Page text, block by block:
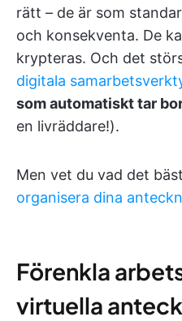
rätt – de är som
och konsekventa. De
krypteras. Och det
digitala
som automatiskt tar
en livräddare!).
Men vet du vad det
organisera dina
Förenkla
virtuella